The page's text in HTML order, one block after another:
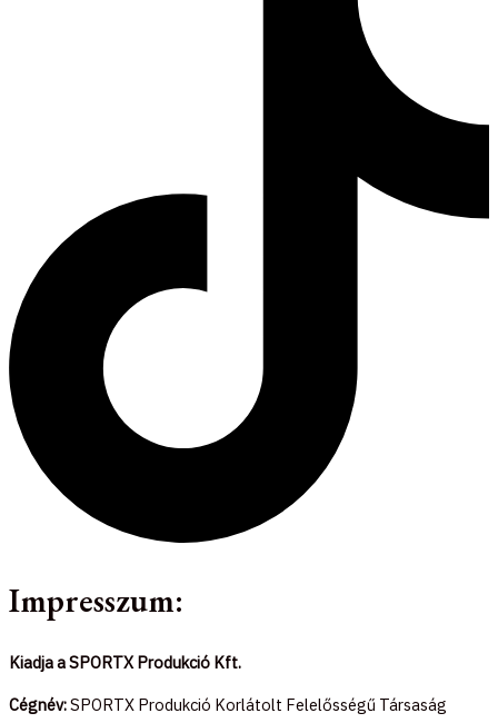
Impresszum:
Kiadja a SPORTX Produkció Kft.
Cégnév:SPORTX Produkció Korlátolt Felelősségű Társaság